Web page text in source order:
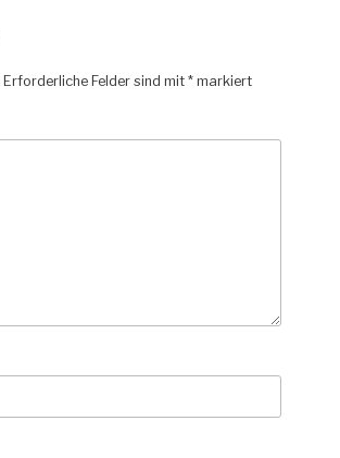
Erforderliche Felder sind mit* markiert